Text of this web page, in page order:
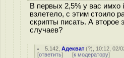
В первых 2,5% у вас имхо
взлетело, с этим стоило
скрипты писать. А второе
случаев?
5.142 ,Адекват (?), 10:12, 02/
[ответить] [к модератору]